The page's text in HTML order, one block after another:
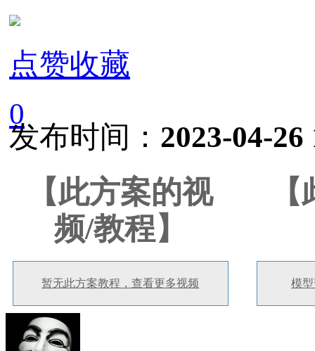
点赞收藏
0
发布时间： 2023-04-26
【此方案的视
频/教程】
暂无此方案教程，查看更多视频 模